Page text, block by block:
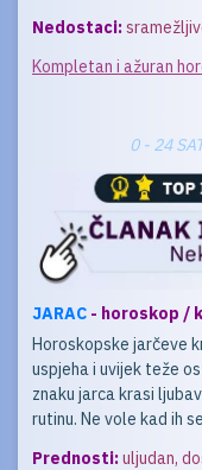
Nedostaci:
Kompletan i ažuran
0 - 24
JARAC - horoskop /
Horoskopske jarčeve
uspjeha i uvijek teže
znaku jarca krasi
rutinu. Ne vole kad ih
Prednosti:uljudan,